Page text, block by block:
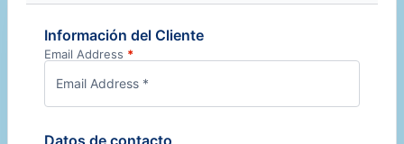
Información del Cliente
Email Address *
Datos de contacto